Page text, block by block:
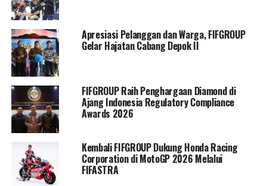
Apresiasi Pelanggan dan Warga, FIFGROUP
Gelar Hajatan Cabang Depok II
FIFGROUP Raih Penghargaan Diamond di
Ajang Indonesia Regulatory Compliance
Awards 2026
Kembali FIFGROUP Dukung Honda Racing
Corporation di MotoGP 2026 Melalui
FIFASTRA